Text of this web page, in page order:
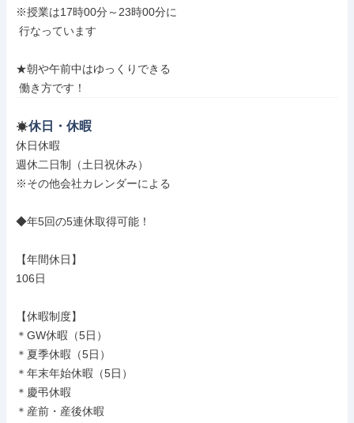
※授業は17時00分～23時00分に
★朝や午前中はゆっくりできる
働き方です！
休日・休暇
休日休暇
週休二日制（土日祝休み）
※その他会社カレンダーによる
◆年5回の5連休取得可能！
【年間休日】
106日
【休暇制度】
＊GW休暇（5日）
＊夏季休暇（5日）
＊年末年始休暇（5日）
＊慶弔休暇
＊産前・産後休暇